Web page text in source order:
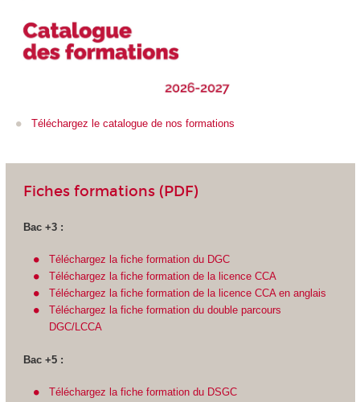
Téléchargez le catalogue de nos formations
Fiches formations (PDF)
Bac +3 :
Téléchargez la fiche formation du DGC
Téléchargez la fiche formation de la licence CCA
Téléchargez la fiche formation de la licence CCA en anglais
Téléchargez la fiche formation du double parcours
DGC/LCCA
Bac +5 :
Téléchargez la fiche formation du DSGC